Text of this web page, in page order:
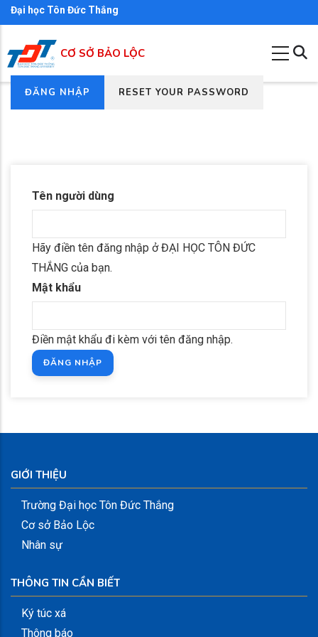
Nhảy
đến
nội
dung
Đại học Tôn Đức Thắng
CƠ SỞ BẢO LỘC
Primary
ĐĂNG NHẬP RESET YOUR PASSWORD
Tên người dùng
Hãy điền tên đăng nhập ở ĐẠI HỌC TÔN ĐỨC
THẮNG của bạn.
Mật khẩu
Điền mật khẩu đi kèm với tên đăng nhập.
GIỚI THIỆU
Trường Đại học Tôn Đức Thắng
Cơ sở Bảo Lộc
Nhân sự
THÔNG TIN CẦN BIẾT
Ký túc xá
Thông báo